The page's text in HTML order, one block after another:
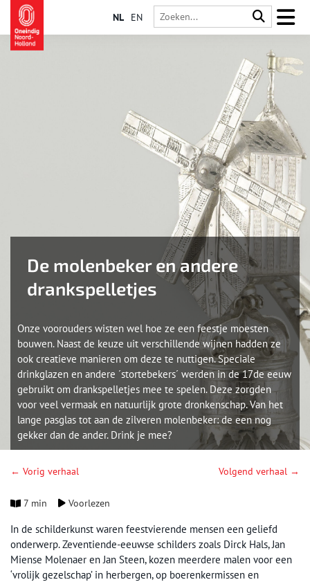
NL EN
De molenbeker en andere
drankspelletjes
Onze voorouders wisten wel hoe ze een feestje moesten
bouwen. Naast de keuze uit verschillende wijnen hadden ze
ook creatieve manieren om deze te nuttigen. Speciale
drinkglazen en andere ´stortebekers´ werden in de 17de eeuw
gebruikt om drankspelletjes mee te spelen. Deze zorgden
voor veel vermaak en natuurlijk grote dronkenschap. Van het
lange pasglas tot aan de zilveren molenbeker: de een nog
gekker dan de ander. Drink je mee?
← Vorig verhaal Volgend verhaal →
7 min Voorlezen
In de schilderkunst waren feestvierende mensen een geliefd
onderwerp. Zeventiende-eeuwse schilders zoals Dirck Hals, Jan
Miense Molenaer en Jan Steen, kozen meerdere malen voor een
‘vrolijk gezelschap’ in herbergen, op boerenkermissen en